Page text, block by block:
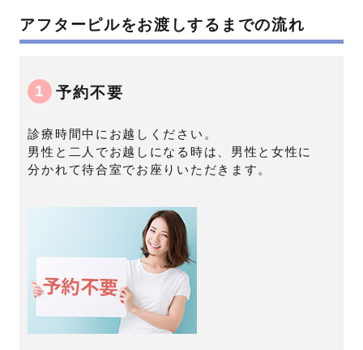
アフターピルをお渡しするまでの流れ
1 予約不要
診療時間中にお越しください。
男性と二人でお越しになる時は、男性と女性に
分かれて待合室でお座りいただきます。